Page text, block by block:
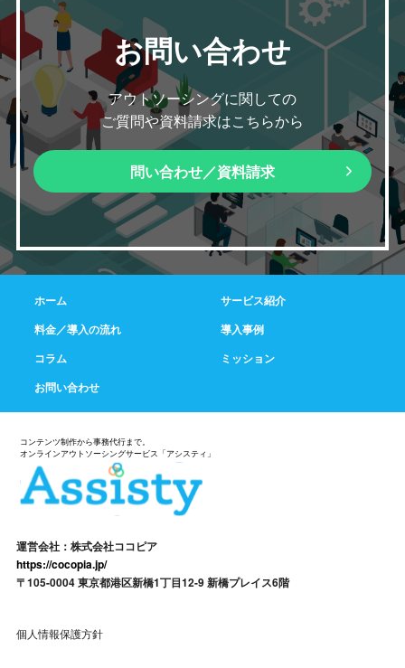
お問い合わせ
アウトソーシングに関しての
ご質問や資料請求はこちらから
問い合わせ／資料請求
ホーム
サービス紹介
料金／導入の流れ
導入事例
コラム
ミッション
お問い合わせ
運営会社：株式会社ココピア
https://cocopia.jp/
〒105-0004 東京都港区新橋1丁目12-9 新橋プレイス6階
個人情報保護方針